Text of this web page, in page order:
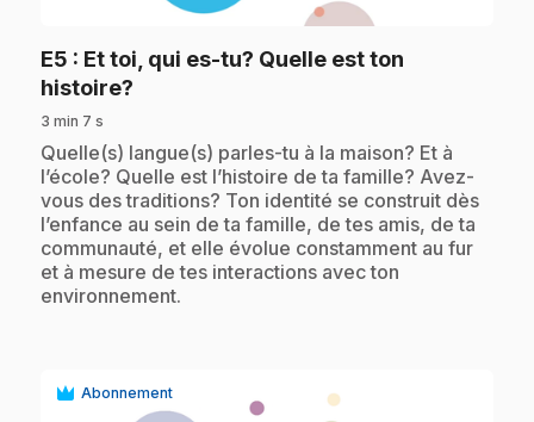
E5 : Et toi, qui es-tu? Quelle est ton
histoire?
3 min 7 s
.Quelle(s) langue(s) parles-tu à la maison? Et à
l’école? Quelle est l’histoire de ta famille? Avez-
vous des traditions? Ton identité se construit dès
l’enfance au sein de ta famille, de tes amis, de ta
communauté, et elle évolue constamment au fur
et à mesure de tes interactions avec ton
environnement.
Abonnement